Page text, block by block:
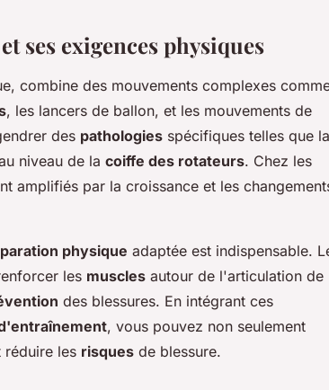
ses exigences physiques
combine des mouvements complexes
, les lancers de ballon, et les mouvements de
des pathologies spécifiques telles que la
niveau de la coiffe des rotateurs. Chez les
amplifiés par la croissance et les
physique adaptée est indispensable.
les muscles autour de l'articulation de
des blessures. En intégrant ces
, vous pouvez non seulement
réduire les risques de blessure.